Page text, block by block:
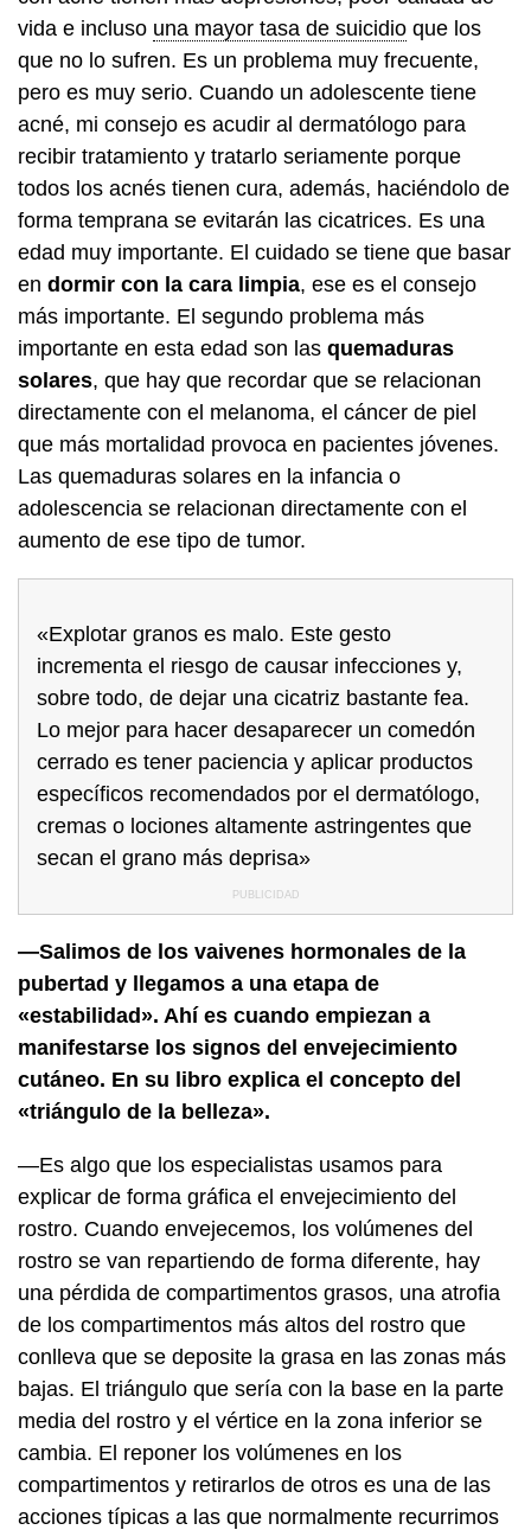
vida e incluso una mayor tasa de suicidio que los
que no lo sufren. Es un problema muy frecuente,
pero es muy serio. Cuando un adolescente tiene
acné, mi consejo es acudir al dermatólogo para
recibir tratamiento y tratarlo seriamente porque
todos los acnés tienen cura, además, haciéndolo de
forma temprana se evitarán las cicatrices. Es una
edad muy importante. El cuidado se tiene que basar
en dormir con la cara limpia, ese es el consejo
más importante. El segundo problema más
importante en esta edad son las quemaduras
solares, que hay que recordar que se relacionan
directamente con el melanoma, el cáncer de piel
que más mortalidad provoca en pacientes jóvenes.
Las quemaduras solares en la infancia o
adolescencia se relacionan directamente con el
aumento de ese tipo de tumor.
«Explotar granos es malo. Este gesto
incrementa el riesgo de causar infecciones y,
sobre todo, de dejar una cicatriz bastante fea.
Lo mejor para hacer desaparecer un comedón
cerrado es tener paciencia y aplicar productos
específicos recomendados por el dermatólogo,
cremas o lociones altamente astringentes que
secan el grano más deprisa»
—Salimos de los vaivenes hormonales de la
pubertad y llegamos a una etapa de
«estabilidad». Ahí es cuando empiezan a
manifestarse los signos del envejecimiento
cutáneo. En su libro explica el concepto del
«triángulo de la belleza».
—Es algo que los especialistas usamos para
explicar de forma gráfica el envejecimiento del
rostro. Cuando envejecemos, los volúmenes del
rostro se van repartiendo de forma diferente, hay
una pérdida de compartimentos grasos, una atrofia
de los compartimentos más altos del rostro que
conlleva que se deposite la grasa en las zonas más
bajas. El triángulo que sería con la base en la parte
media del rostro y el vértice en la zona inferior se
cambia. El reponer los volúmenes en los
compartimentos y retirarlos de otros es una de las
acciones típicas a las que normalmente recurrimos